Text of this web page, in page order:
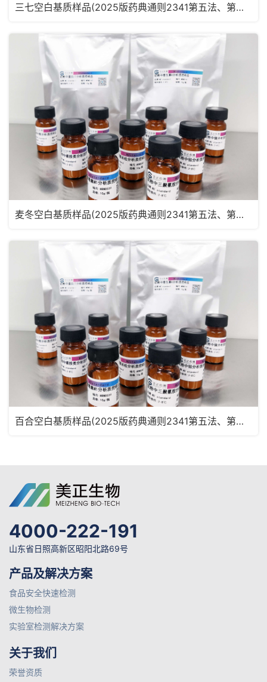
三七空白基质样品(2025版药典通则2341第五法、第六法)MRM2182
麦冬空白基质样品(2025版药典通则2341第五法、第六法)MRM2181
百合空白基质样品(2025版药典通则2341第五法、第六法)MRM2180
4000-222-191
山东省日照高新区昭阳北路69号
产品及解决方案
食品安全快速检测
微生物检测
实验室检测解决方案
关于我们
荣誉资质